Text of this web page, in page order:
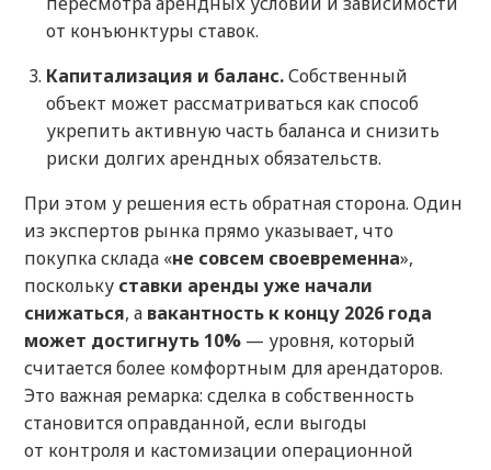
от конъюнктуры ставок.
Капитализация и баланс.Собственный
объект может рассматриваться как способ
укрепить активную часть баланса и снизить
риски долгих арендных обязательств.
При этом у решения есть обратная сторона. Один
из экспертов рынка прямо указывает, что
покупка склада «не совсем своевременна»,
поскольку ставки аренды уже начали
снижаться, а вакантность к концу 2026 года
может достигнуть 10% — уровня, который
считается более комфортным для арендаторов.
Это важная ремарка: сделка в собственность
становится оправданной, если выгоды
от контроля и кастомизации операционной